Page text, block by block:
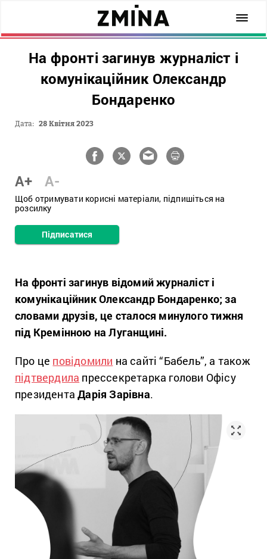
На фронті загинув журналіст і
комунікаційник Олександр
Бондаренко
Дата: 28 Квітня 2023
A+ A-
Щоб отримувати корисні матеріали, підпишіться на
розсилку
Підписатися
На фронті загинув відомий журналіст і
комунікаційник Олександр Бондаренко; за
словами друзів, це сталося минулого тижня
під Кремінною на Луганщині.
Про це повідомили на сайті “Бабель”, а також
підтвердила прессекретарка голови Офісу
президентаДарія Зарівна.